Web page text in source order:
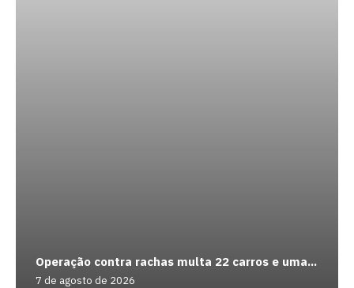
Operação contra rachas multa 22 carros e uma...
7 de agosto de 2026